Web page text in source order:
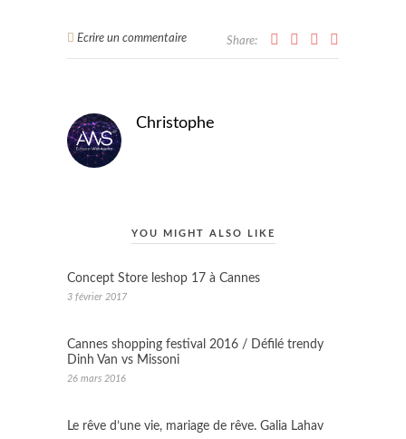
Ecrire un commentaire Share:
Christophe
YOU MIGHT ALSO LIKE
Concept Store leshop 17 à Cannes
3 février 2017
Cannes shopping festival 2016 / Défilé trendy
Dinh Van vs Missoni
26 mars 2016
Le rêve d’une vie, mariage de rêve. Galia Lahav